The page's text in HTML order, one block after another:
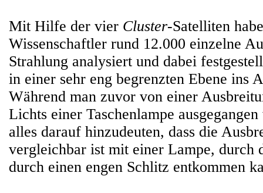
Mit Hilfe der vier Cluster-Satelliten
Wissenschaftler rund 12.000 einzelne
Strahlung analysiert und dabei
in einer sehr eng begrenzten Ebene ins
Während man zuvor von einer
Lichts einer Taschenlampe
alles darauf hinzudeuten, dass die
vergleichbar ist mit einer Lampe, durch
durch einen engen Schlitz entkommen